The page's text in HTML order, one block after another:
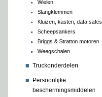
Wielen
Slangklemmen
Kluizen, kasten, data safes
Scheepsankers
Briggs & Stratton motoren
Weegschalen
Truckonderdelen
Persoonlijke
beschermingsmiddelen